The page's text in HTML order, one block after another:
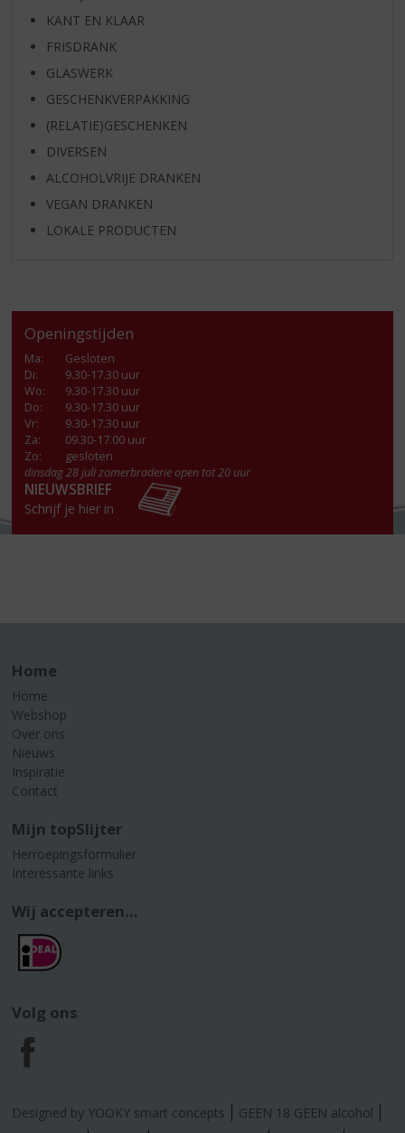
KANT EN KLAAR
FRISDRANK
GLASWERK
GESCHENKVERPAKKING
(RELATIE)GESCHENKEN
DIVERSEN
ALCOHOLVRIJE DRANKEN
VEGAN DRANKEN
LOKALE PRODUCTEN
Openingstijden
Ma:
Gesloten
Di:
9.30-17.30 uur
Wo:
9.30-17.30 uur
Do:
9.30-17.30 uur
Vr:
9.30-17.30 uur
Za:
09.30-17.00 uur
Zo:
gesloten
dinsdag 28 juli zomerbraderie open tot 20 uur
NIEUWSBRIEF
Schrijf je hier in
Home
Home
Webshop
Over ons
Nieuws
Inspiratie
Contact
Mijn topSlijter
Herroepingsformulier
Interessante links
Wij accepteren...
Volg ons
F
a
Designed by YOOKY smart concepts
GEEN 18 GEEN alcohol